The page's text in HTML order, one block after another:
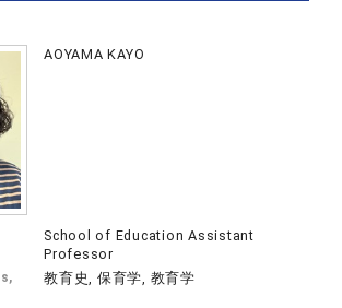
AOYAMA KAYO
School of Education Assistant
Professor
教育史, 保育学, 教育学